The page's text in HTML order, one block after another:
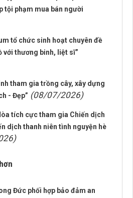
tội phạm mua bán người
tổ chức sinh hoạt chuyên đề
với thương binh, liệt sĩ”
tham gia trồng cây, xây dựng
- Đẹp” (08/07/2026)
tích cực tham gia Chiến dịch
dịch thanh niên tình nguyện hè
Đức phối hợp bảo đảm an